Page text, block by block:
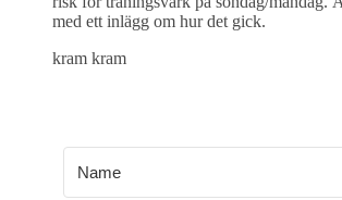
med ett inlägg om hur det gick.
kram kram